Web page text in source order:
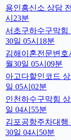
용인흥신소 상담
시23분
서초구하수구막힘
30일 05시18분
김해이혼전문변호
월30일 05시09분
아고다할인코드
일 05시02분
인천하수구막힘
일 04시55분
김포공항주차대행
30일 04시50분